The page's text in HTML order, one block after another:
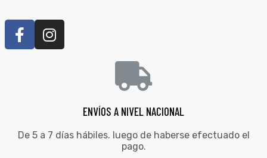
ENVÍOS A NIVEL NACIONAL
De 5 a 7 días hábiles. luego de haberse efectuado el
pago.